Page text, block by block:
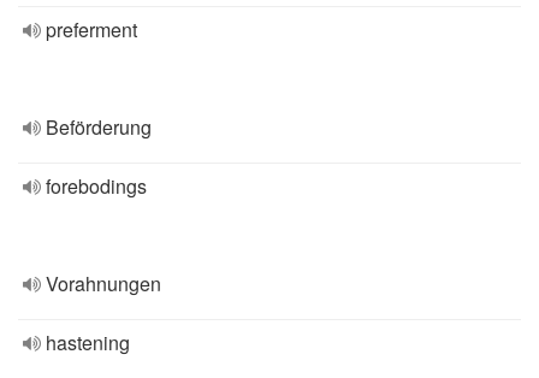
preferment
Beförderung
forebodings
Vorahnungen
hastening